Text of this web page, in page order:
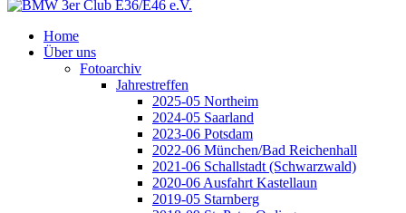
Home
Über uns
Fotoarchiv
Jahrestreffen
2025-05 Northeim
2024-05 Saarland
2023-06 Potsdam
2022-06 München/Bad Reichenhall
2021-06 Schallstadt (Schwarzwald)
2020-06 Ausfahrt Kastellaun
2019-05 Starnberg